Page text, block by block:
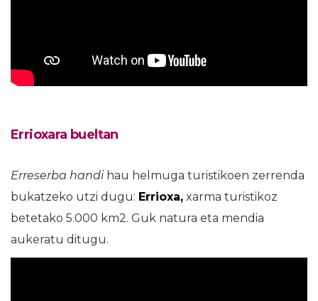
Errioxara bueltan
Erreserba handihau helmuga turistikoen zerrenda
bukatzeko utzi dugu: Errioxa, xarma turistikoz
betetako 5.000 km2. Guk natura eta mendia
aukeratu ditugu.